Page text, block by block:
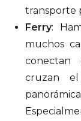
transporte
Ferry:
muchos
conectan
cruzan